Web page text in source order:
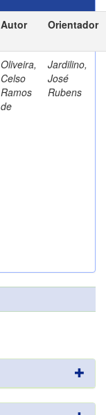
Autor Orientador
Oliveira,
Celso
Ramos
de
Jardilino,
José
Rubens